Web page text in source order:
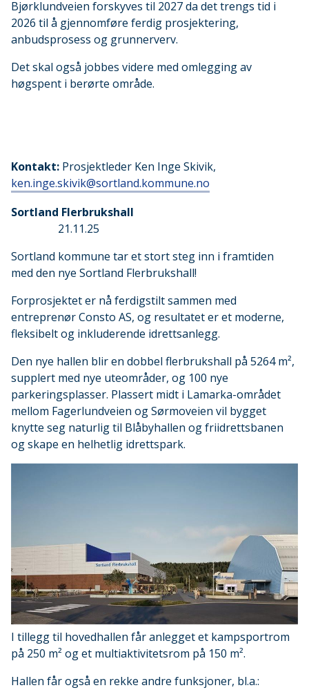
Bjørklundveien forskyves til 2027 da det trengs tid i
2026 til å gjennomføre ferdig prosjektering,
anbudsprosess og grunnerverv.
Det skal også jobbes videre med omlegging av
høgspent i berørte område.
Kontakt: Prosjektleder Ken Inge Skivik,
ken.inge.skivik@sortland.kommune.no
Sortland Flerbrukshall
21.11.25
Sortland kommune tar et stort steg inn i framtiden
med den nye Sortland Flerbrukshall!
Forprosjektet er nå ferdigstilt sammen med
entreprenør Consto AS, og resultatet er et moderne,
fleksibelt og inkluderende idrettsanlegg.
Den nye hallen blir en dobbel flerbrukshall på 5264 m²,
supplert med nye uteområder, og 100 nye
parkeringsplasser. Plassert midt i Lamarka-området
mellom Fagerlundveien og Sørmoveien vil bygget
knytte seg naturlig til Blåbyhallen og friidrettsbanen
og skape en helhetlig idrettspark.
I tillegg til hovedhallen får anlegget et kampsportrom
på 250 m² og et multiaktivitetsrom på 150 m².
Hallen får også en rekke andre funksjoner, bl.a.: